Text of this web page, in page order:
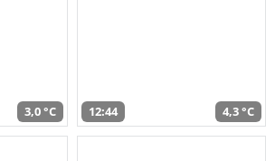
3,0 °C 12:44 4,3 °C